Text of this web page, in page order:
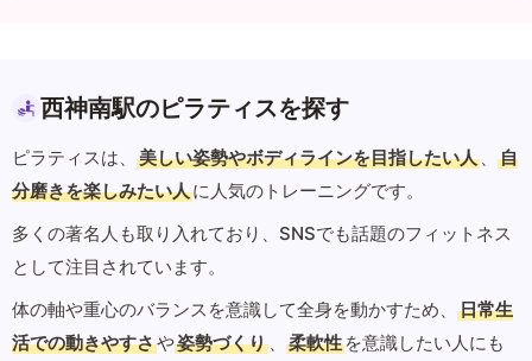
西神南駅のピラティスを探す
ピラティスは、 美しい姿勢やボディラインを目指したい人 、
自
分磨きを楽しみたい人に人気のトレーニングです。
多くの著名人も取り入れており、SNSでも話題のフィットネス
として注目されています。
体の軸や重心のバランスを意識して全身を動かすため、
日常生
活での動きやすさや姿勢づくり 、 柔軟性 を意識したい人にも